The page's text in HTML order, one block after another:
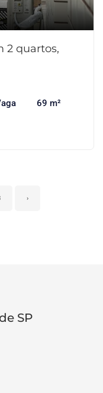
2 quartos,
69 m²
›
SP